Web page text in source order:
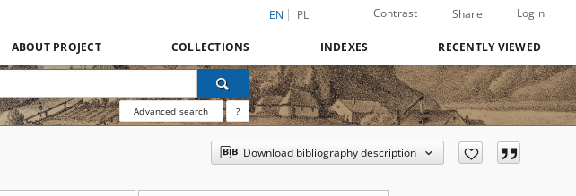
EN PL Contrast Share Login
ABOUT PROJECT COLLECTIONS INDEXES RECENTLY VIEWED
Advanced search ?
Download bibliography description